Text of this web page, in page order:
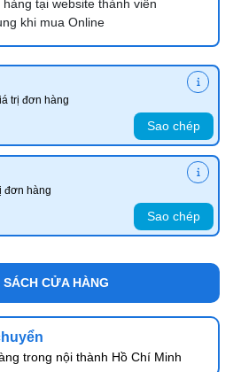
tại website thành viên
khi mua Online
trị đơn hàng
Sao chép
đơn hàng
Sao chép
SÁCH CỬA HÀNG
trong nội thành Hồ Chí Minh